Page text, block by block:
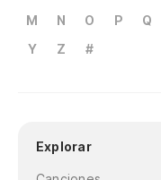
M
N O P Q
Y
Z #
Explorar